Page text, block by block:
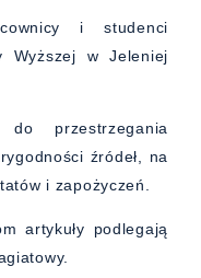
i studenci
Wyższej w Jeleniej
przestrzegania
źródeł, na
i zapożyczeń.
artykuły podlegają